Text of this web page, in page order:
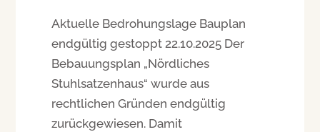
Aktuelle Bedrohungslage Bauplan
endgültig gestoppt 22.10.2025 Der
Bebauungsplan „Nördliches
Stuhlsatzenhaus“ wurde aus
rechtlichen Gründen endgültig
zurückgewiesen. Damit